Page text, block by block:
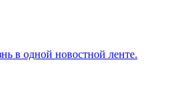
в одной новостной ленте.